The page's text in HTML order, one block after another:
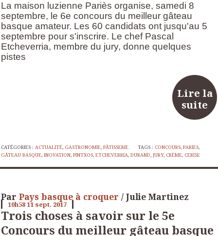
La maison luzienne Pariès organise, samedi 8
septembre, le 6e concours du meilleur gâteau
basque amateur. Les 60 candidats ont jusqu'au 5
septembre pour s'inscrire. Le chef Pascal
Etcheverria, membre du jury, donne quelques
pistes
Lire la
suite
CATÉGORIES : ACTUALITÉ GASTRONOMIE PÂTISSERIE TAGS : CONCOURS ,PARIES
GÂTEAU BASQUE INOVATION PINTXOS ETCHEVERRIA DURAND JURY, CRÈME CERISE
Par Pays basque à croquer / Julie Martinez
10h5811 sept. 2017
Trois choses à savoir sur le 5e
Concours du meilleur gâteau basque